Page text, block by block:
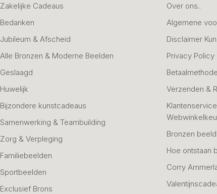
Zakelijke Cadeaus
Bedanken
Jubileum & Afscheid
Alle Bronzen & Moderne Beelden
Geslaagd
Huwelijk
Bijzondere kunstcadeaus
Samenwerking & Teambuilding
Zorg & Verpleging
Familiebeelden
Sportbeelden
Exclusief Brons
Over ons..
Algemene
Disclaimer
Privacy Policy
Verzenden &
Bronzen
Hoe ontstaan
Corry